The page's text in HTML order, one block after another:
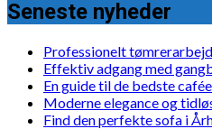
Seneste nyheder
Professionelt
Effektiv adgang med
En guide til de bedste
Moderne elegance og
Find den perfekte sofa i